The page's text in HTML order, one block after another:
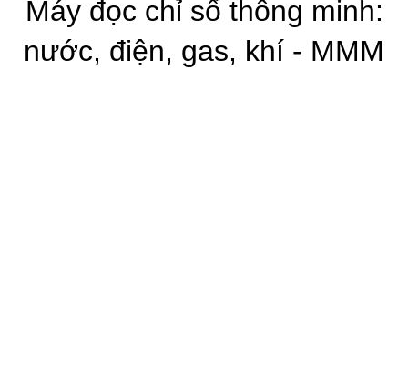
Máy đọc chỉ số thông minh:
nước, điện, gas, khí - MMM